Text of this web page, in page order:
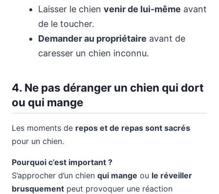
Laisser le chien venir de lui-même avant
de le toucher.
Demander au propriétaire avant de
caresser un chien inconnu.
4. Ne pas déranger un chien qui dort
ou qui mange
Les moments de repos et de repas sont sacrés
pour un chien.
Pourquoi c’est important ?
S’approcher d’un chien qui mange ou le réveiller
brusquement peut provoquer une réaction